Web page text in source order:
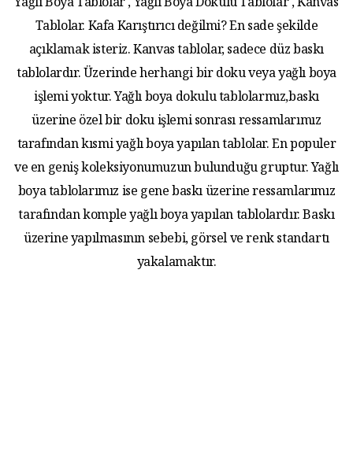
Tablolar. Kafa Karıştırıcı değilmi? En sade şekilde
açıklamak isteriz. Kanvas tablolar, sadece düz baskı
tablolardır. Üzerinde herhangi bir doku veya yağlı boya
işlemi yoktur. Yağlı boya dokulu tablolarmız,baskı
üzerine özel bir doku işlemi sonrası ressamlarımız
tarafından kısmi yağlı boya yapılan tablolar. En populer
ve en geniş koleksiyonumuzun bulunduğu gruptur. Yağlı
boya tablolarımız ise gene baskı üzerine ressamlarımız
tarafından komple yağlı boya yapılan tablolardır. Baskı
üzerine yapılmasının sebebi, görsel ve renk standartı
yakalamaktır.